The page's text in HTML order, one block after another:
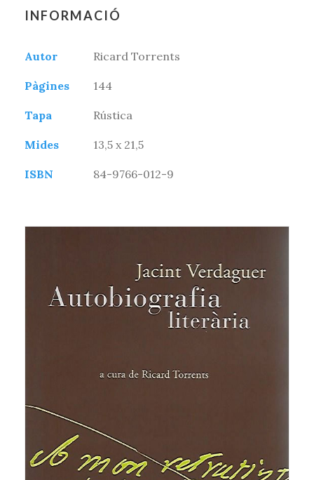
INFORMACIÓ
Autor Ricard Torrents
Pàgines 144
Tapa Rústica
Mides 13,5 x 21,5
ISBN 84-9766-012-9